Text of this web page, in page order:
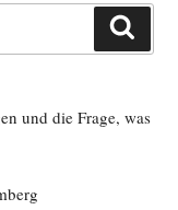
und die Frage, was